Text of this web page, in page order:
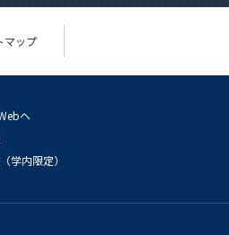
マップ
ヘ
学内限定）